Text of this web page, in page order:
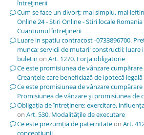
întreţinerii
Cum se face un divorț; mai simplu, mai
Online 24 - Stiri Online - Stiri locale Romania
Cuantumul întreţinerii
Luare in spatiu contracost -0733896700.
munca; servicii de mutari; constructii; luare
buletin on Art. 1270. Forţa obligatorie
Ce este promisiunea de vânzare cumpărare
Creanţele care beneficiază de ipotecă legală
Ce este promisiunea de vânzare cumpărare
Promisiunea de vânzare şi promisiunea de
Obligația de întreținere: exercitare,
on Art. 530. Modalităţile de executare
Ce este prezumția de paternitateon Art.
concepţiunii